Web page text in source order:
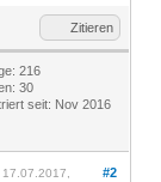
Zitieren
216
30
seit: Nov 2016
#2